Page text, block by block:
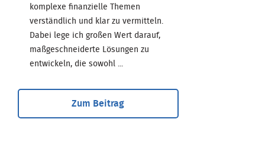
komplexe finanzielle Themen
verständlich und klar zu vermitteln.
Dabei lege ich großen Wert darauf,
maßgeschneiderte Lösungen zu
entwickeln, die sowohl ...
Zum Beitrag